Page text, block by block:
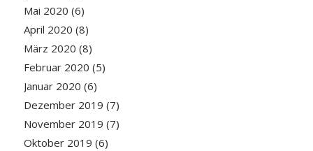
Mai 2020 (6)
April 2020 (8)
März 2020 (8)
Februar 2020 (5)
Januar 2020 (6)
Dezember 2019 (7)
November 2019 (7)
Oktober 2019 (6)